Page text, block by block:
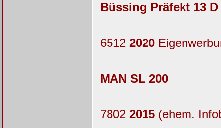
Büssing Präfekt 13 D
6512 2020
MAN SL 200
7802 2015(ehem.